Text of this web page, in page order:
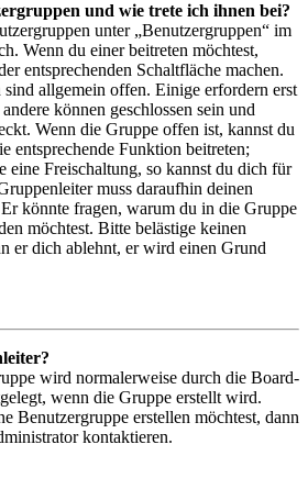
und wie trete ich ihnen bei?
unter „Benutzergruppen“ im
Wenn du einer beitreten möchtest,
entsprechenden Schaltfläche machen.
allgemein offen. Einige erfordern erst
können geschlossen sein und
Wenn die Gruppe offen ist, kannst du
entsprechende Funktion beitreten;
eine Freischaltung, so kannst du dich für
muss daraufhin deinen
könnte fragen, warum du in die Gruppe
möchtest. Bitte belästige keinen
er dich ablehnt, er wird einen Grund
wird normalerweise durch die Board-
wenn die Gruppe erstellt wird.
Benutzergruppe erstellen möchtest, dann
kontaktieren.